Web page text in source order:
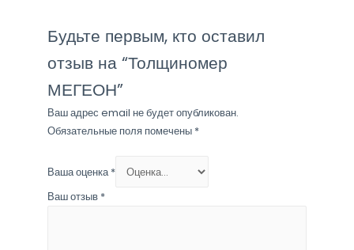
Будьте первым, кто оставил
отзыв на “Толщиномер
МЕГЕОН”
Ваш адрес email не будет опубликован.
Обязательные поля помечены *
Ваша оценка*
Ваш отзыв *